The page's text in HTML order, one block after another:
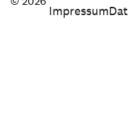
Impressum